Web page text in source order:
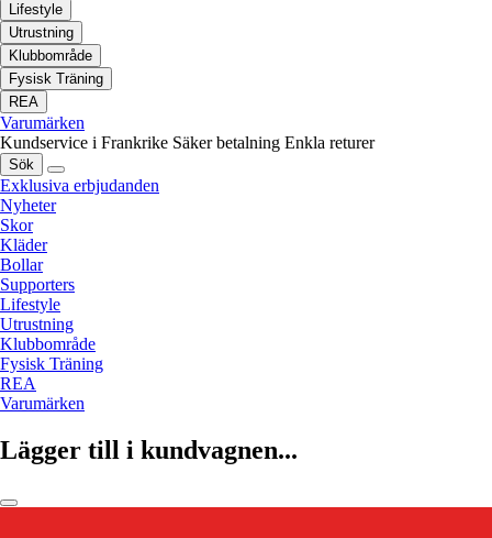
Lifestyle
Utrustning
Klubbområde
Fysisk Träning
REA
Varumärken
Kundservice i Frankrike Säker betalning Enkla returer
Sök
Exklusiva erbjudanden
Nyheter
Skor
Kläder
Bollar
Supporters
Lifestyle
Utrustning
Klubbområde
Fysisk Träning
REA
Varumärken
Lägger till i kundvagnen...